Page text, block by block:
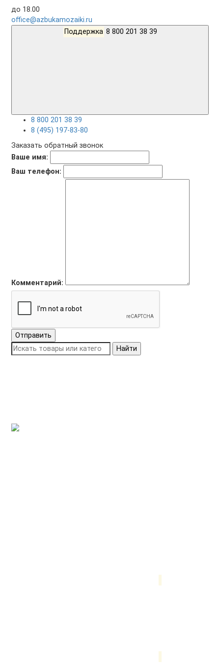
до 18.00
office@azbukamozaiki.ru
Поддержка
8 800 201 38 39
8 (495) 197-83-80
Заказать обратный звонок
Ваше имя:
Ваш телефон:
Комментарий:
Отправить
Найти